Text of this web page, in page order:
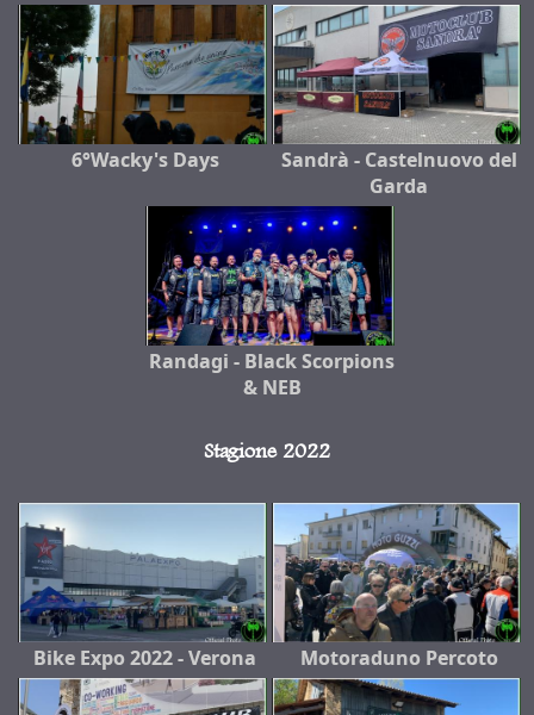
6°Wacky's Days
Sandrà - Castelnuovo del
Garda
Randagi - Black Scorpions
& NEB
Stagione 2022
Bike Expo 2022 - Verona Motoraduno Percoto